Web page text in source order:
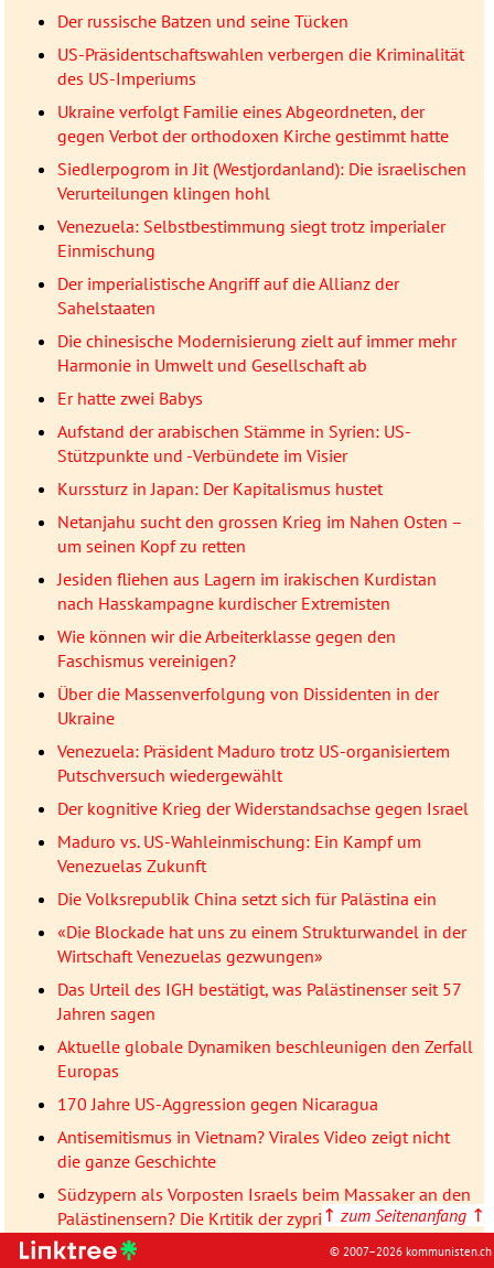
Der russische Batzen und seine Tücken
US-Präsidentschaftswahlen verbergen die Kriminalität
des US-Imperiums
Ukraine verfolgt Familie eines Abgeordneten, der
gegen Verbot der orthodoxen Kirche gestimmt hatte
Siedlerpogrom in Jit (Westjordanland): Die israelischen
Verurteilungen klingen hohl
Venezuela: Selbstbestimmung siegt trotz imperialer
Einmischung
Der imperialistische Angriff auf die Allianz der
Sahelstaaten
Die chinesische Modernisierung zielt auf immer mehr
Harmonie in Umwelt und Gesellschaft ab
Er hatte zwei Babys
Aufstand der arabischen Stämme in Syrien: US-
Stützpunkte und -Verbündete im Visier
Kurssturz in Japan: Der Kapitalismus hustet
Netanjahu sucht den grossen Krieg im Nahen Osten –
um seinen Kopf zu retten
Jesiden fliehen aus Lagern im irakischen Kurdistan
nach Hasskampagne kurdischer Extremisten
Wie können wir die Arbeiterklasse gegen den
Faschismus vereinigen?
Über die Massenverfolgung von Dissidenten in der
Ukraine
Venezuela: Präsident Maduro trotz US-organisiertem
Putschversuch wiedergewählt
Der kognitive Krieg der Widerstandsachse gegen Israel
Maduro vs. US-Wahleinmischung: Ein Kampf um
Venezuelas Zukunft
Die Volksrepublik China setzt sich für Palästina ein
«Die Blockade hat uns zu einem Strukturwandel in der
Wirtschaft Venezuelas gezwungen»
Das Urteil des IGH bestätigt, was Palästinenser seit 57
Jahren sagen
Aktuelle globale Dynamiken beschleunigen den Zerfall
Europas
170 Jahre US-Aggression gegen Nicaragua
Antisemitismus in Vietnam? Virales Video zeigt nicht
die ganze Geschichte
Südzypern als Vorposten Israels beim Massaker an den
Palästinensern? Die Krtitik der zypriotischen Linken
Unterhauswahlen: Die Labour Party steht unter Druck
↑ zum Seitenanfang ↑
© 2007–2026 kommunisten.ch